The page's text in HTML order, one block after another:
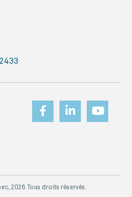
2026. Tous droits réservés.